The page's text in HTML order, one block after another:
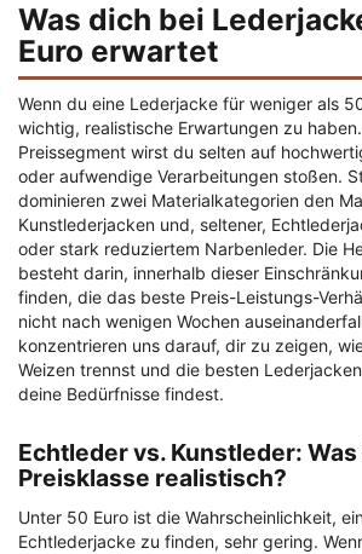
Was dich bei
Euro erwartet
Wenn du eine Lederjacke für weniger als
wichtig, realistische Erwartungen zu
Preissegment wirst du selten auf
oder aufwendige Verarbeitungen stoßen.
dominieren zwei Materialkategorien den
Kunstlederjacken und, seltener,
oder stark reduziertem Narbenleder. Die
besteht darin, innerhalb dieser
finden, die das beste Preis-Leistungs-
nicht nach wenigen Wochen
konzentrieren uns darauf, dir zu zeigen,
Weizen trennst und die besten
deine Bedürfnisse findest.
Echtleder vs. Kunstleder:
Preisklasse realistisch?
Unter 50 Euro ist die Wahrscheinlichkeit,
Echtlederjacke zu finden, sehr gering.